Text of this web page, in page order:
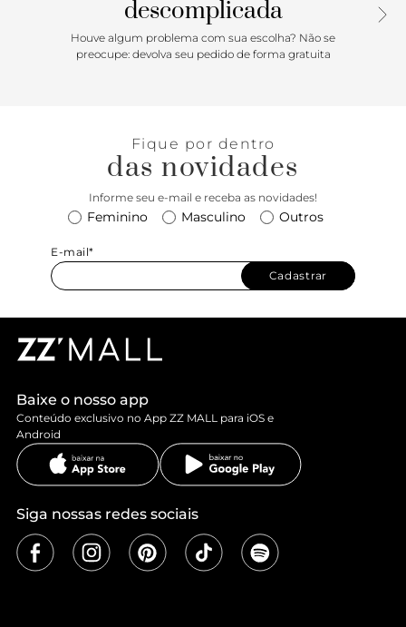
descomplicada
Houve algum problema com sua escolha? Não se
preocupe: devolva seu pedido de forma gratuita
Fique por dentro
das novidades
Informe seu e-mail e receba as novidades!
Feminino Masculino Outros
E-mail*
Cadastrar
Baixe o nosso app
Conteúdo exclusivo no App ZZ MALL para iOS e
Android
Siga nossas redes sociais